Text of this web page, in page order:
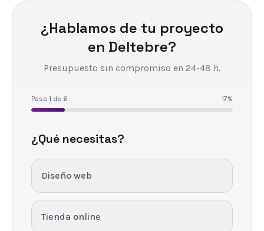
¿Hablamos de tu proyecto
en Deltebre?
Presupuesto sin compromiso en 24-48 h.
Paso 1 de 6 17%
¿Qué necesitas?
Diseño web
Tienda online